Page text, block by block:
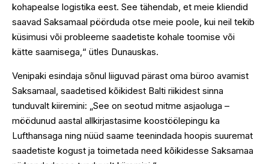
kohapealse logistika eest. See tähendab, et meie kliendid
saavad Saksamaal pöörduda otse meie poole, kui neil tekib
küsimusi või probleeme saadetiste kohale toomise või
kätte saamisega,“ ütles Dunauskas.
Venipaki esindaja sõnul liiguvad pärast oma büroo avamist
Saksamaal, saadetised kõikidest Balti riikidest sinna
tunduvalt kiiremini: „See on seotud mitme asjaoluga –
möödunud aastal allkirjastasime koostöölepingu ka
Lufthansaga ning nüüd saame teenindada hoopis suuremat
saadetiste kogust ja toimetada need kõikidesse Saksamaa